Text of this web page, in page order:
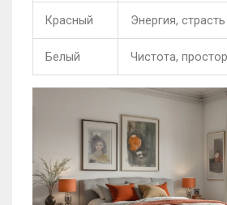
Красный Энергия, страсть
Белый Чистота, простор